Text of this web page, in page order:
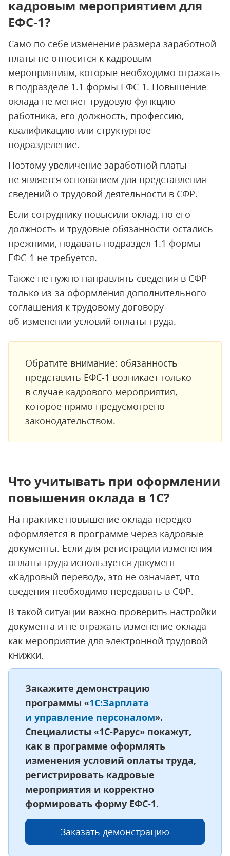
кадровым мероприятием для
ЕФС‑1?
Само по себе изменение размера заработной
платы не относится к кадровым
мероприятиям, которые необходимо отражать
в подразделе 1.1 формы ЕФС-1. Повышение
оклада не меняет трудовую функцию
работника, его должность, профессию,
квалификацию или структурное
подразделение.
Поэтому увеличение заработной платы
не является основанием для представления
сведений о трудовой деятельности в СФР.
Если сотруднику повысили оклад, но его
должность и трудовые обязанности остались
прежними, подавать подраздел 1.1 формы
ЕФС-1 не требуется.
Также не нужно направлять сведения в СФР
только из-за оформления дополнительного
соглашения к трудовому договору
об изменении условий оплаты труда.
Обратите внимание: обязанность
представить ЕФС-1 возникает только
в случае кадрового мероприятия,
которое прямо предусмотрено
законодательством.
Что учитывать при оформлении
повышения оклада в 1С?
На практике повышение оклада нередко
оформляется в программе через кадровые
документы. Если для регистрации изменения
оплаты труда используется документ
«Кадровый перевод», это не означает, что
сведения необходимо передавать в СФР.
В такой ситуации важно проверить настройки
документа и не отражать изменение оклада
как мероприятие для электронной трудовой
книжки.
Закажите демонстрацию
программы «1С:Зарплата
и управление персоналом».
Специалисты «1С-Рарус» покажут,
как в программе оформлять
изменения условий оплаты труда,
регистрировать кадровые
мероприятия и корректно
формировать форму ЕФС-1.
Заказать демонстрацию